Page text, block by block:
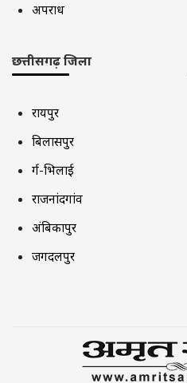
अपराध
छत्तीसगढ़ जिला
रायपुर
बिलासपुर
दुर्ग-भिलाई
राजनांदगांव
अंबिकापुर
जगदलपुर